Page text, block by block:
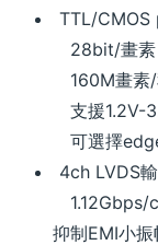
TTL/CMOS
28bit/畫素
160M畫素/
支援1.2V-
可選擇
4ch LVDS
1.12Gbps/
抑制EMI小